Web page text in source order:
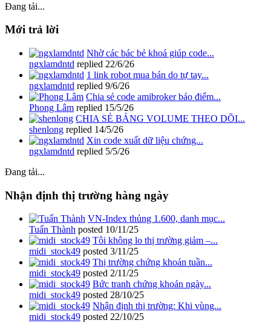
Đang tải...
Mới trả lời
Nhờ các bác bẻ khoá giúp code...
ngxlamdntd replied 22/6/26
1 link robot mua bán do tự tay...
ngxlamdntd replied 9/6/26
Chia sẻ code amibroker báo điểm...
Phong Lâm replied 15/5/26
CHIA SẺ BẢNG VOLUME THEO DÕI...
shenlong replied 14/5/26
Xin code xuất dữ liệu chứng...
ngxlamdntd replied 5/5/26
Đang tải...
Nhận định thị trường hàng ngày
VN-Index thủng 1.600, danh mục...
Tuấn Thành posted 10/11/25
Tôi không lo thị trường giảm –...
midi_stock49 posted 3/11/25
Thị trường chứng khoán tuần...
midi_stock49 posted 2/11/25
Bức tranh chứng khoán ngày...
midi_stock49 posted 28/10/25
Nhận định thị trường: Khi vùng...
midi_stock49 posted 22/10/25